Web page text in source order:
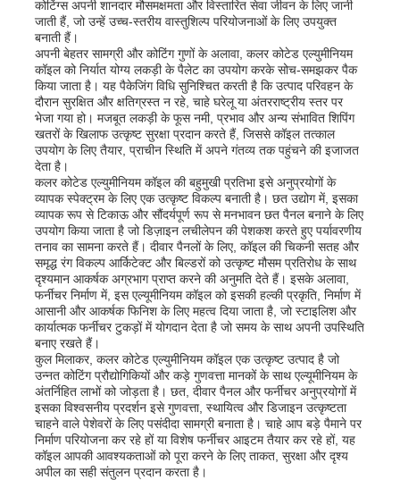
घर
उत्पादों
हमारे बारे में
कारखाने का दौरा
गुणवत्ता नियंत्रण
हमसे संपर्क करें
समाचार
कोटिंग्स अपनी शानदार मौसमक्षमता और विस्तारित सेवा जीवन के लिए जानी
जाती हैं, जो उन्हें उच्च-स्तरीय वास्तुशिल्प परियोजनाओं के लिए उपयुक्त
बनाती हैं।
अपनी बेहतर सामग्री और कोटिंग गुणों के अलावा, कलर कोटेड एल्युमीनियम
कॉइल को निर्यात योग्य लकड़ी के पैलेट का उपयोग करके सोच-समझकर पैक
किया जाता है। यह पैकेजिंग विधि सुनिश्चित करती है कि उत्पाद परिवहन के
दौरान सुरक्षित और क्षतिग्रस्त न रहे, चाहे घरेलू या अंतरराष्ट्रीय स्तर पर
भेजा गया हो। मजबूत लकड़ी के फूस नमी, प्रभाव और अन्य संभावित शिपिंग
खतरों के खिलाफ उत्कृष्ट सुरक्षा प्रदान करते हैं, जिससे कॉइल तत्काल
उपयोग के लिए तैयार, प्राचीन स्थिति में अपने गंतव्य तक पहुंचने की इजाजत
देता है।
कलर कोटेड एल्युमीनियम कॉइल की बहुमुखी प्रतिभा इसे अनुप्रयोगों के
व्यापक स्पेक्ट्रम के लिए एक उत्कृष्ट विकल्प बनाती है। छत उद्योग में, इसका
व्यापक रूप से टिकाऊ और सौंदर्यपूर्ण रूप से मनभावन छत पैनल बनाने के लिए
उपयोग किया जाता है जो डिज़ाइन लचीलेपन की पेशकश करते हुए पर्यावरणीय
तनाव का सामना करते हैं। दीवार पैनलों के लिए, कॉइल की चिकनी सतह और
समृद्ध रंग विकल्प आर्किटेक्ट और बिल्डरों को उत्कृष्ट मौसम प्रतिरोध के साथ
दृश्यमान आकर्षक अग्रभाग प्राप्त करने की अनुमति देते हैं। इसके अलावा,
फर्नीचर निर्माण में, इस एल्यूमीनियम कॉइल को इसकी हल्की प्रकृति, निर्माण में
आसानी और आकर्षक फिनिश के लिए महत्व दिया जाता है, जो स्टाइलिश और
कार्यात्मक फर्नीचर टुकड़ों में योगदान देता है जो समय के साथ अपनी उपस्थिति
बनाए रखते हैं।
कुल मिलाकर, कलर कोटेड एल्युमीनियम कॉइल एक उत्कृष्ट उत्पाद है जो
उन्नत कोटिंग प्रौद्योगिकियों और कड़े गुणवत्ता मानकों के साथ एल्यूमीनियम के
अंतर्निहित लाभों को जोड़ता है। छत, दीवार पैनल और फर्नीचर अनुप्रयोगों में
इसका विश्वसनीय प्रदर्शन इसे गुणवत्ता, स्थायित्व और डिजाइन उत्कृष्टता
चाहने वाले पेशेवरों के लिए पसंदीदा सामग्री बनाता है। चाहे आप बड़े पैमाने पर
निर्माण परियोजना कर रहे हों या विशेष फर्नीचर आइटम तैयार कर रहे हों, यह
कॉइल आपकी आवश्यकताओं को पूरा करने के लिए ताकत, सुरक्षा और दृश्य
अपील का सही संतुलन प्रदान करता है।